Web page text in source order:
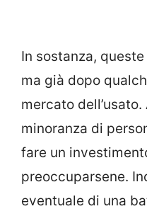
In sostanza,
ma già dopo
mercato
minoranza di
fare un
preoccuparsene.
eventuale di una